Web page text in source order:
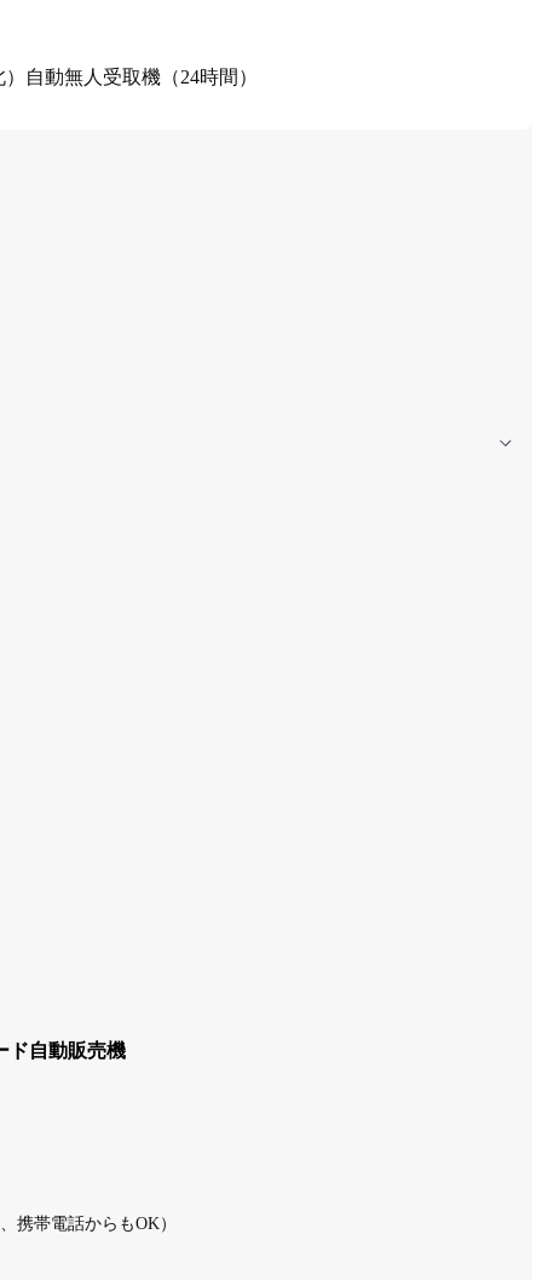
自動無人受取機（24時間）
自動販売機
携帯電話からもOK）